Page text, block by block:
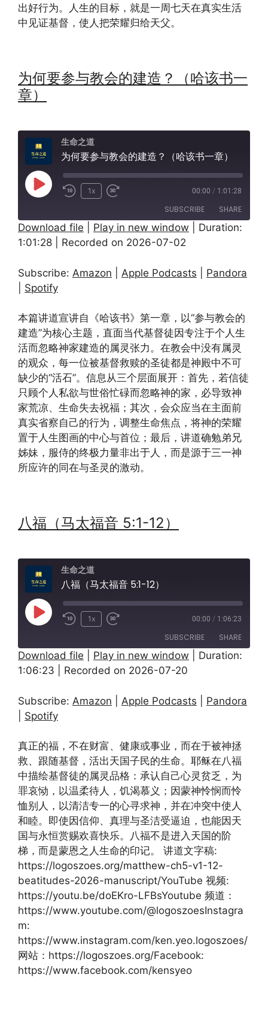
出好行为。人生的目标，就是一周七天在真实生活
中见证基督，使人把荣耀归给天父。
为何要参与教会的建造？（哈该书一
章）
生命之道
为何要参与教会的建造？（哈该书一章）
Play
1x 00:00 / 1:01:28
SUBSCRIBE SHARE
Amazon Apple Podcasts
RSS FEED
SHARE
LINK
EMBED
Download file Play in new window
Duration:
1:01:28
Recorded on 2026-07-02
Subscribe: Amazon Apple Podcasts
Pandora
Spotify
本篇讲道宣讲自《哈该书》第一章，以“参与教会的
建造”为核心主题，直面当代基督徒因专注于个人生
活而忽略神家建造的属灵张力。在教会中没有属灵
的观众，每一位被基督救赎的圣徒都是神殿中不可
缺少的“活石”。信息从三个层面展开：首先，若信徒
只顾个人私欲与世俗忙碌而忽略神的家，必导致神
家荒凉、生命失去祝福；其次，会众应当在主面前
真实省察自己的行为，调整生命焦点，将神的荣耀
置于人生图画的中心与首位；最后，讲道确勉弟兄
姊妹，服侍的终极力量非出于人，而是源于三一神
所应许的同在与圣灵的激动。
八福（马太福音 5:1-12）
生命之道
八福（马太福音 5:1-12）
Play
1x 00:00 / 1:06:23
SUBSCRIBE SHARE
Amazon Apple Podcasts
RSS FEED
SHARE
LINK
EMBED
Download file Play in new window
Duration:
1:06:23
Recorded on 2026-07-20
Subscribe: Amazon Apple Podcasts
Pandora
Spotify
真正的福，不在财富、健康或事业，而在于被神拯
救、跟随基督，活出天国子民的生命。耶稣在八福
中描绘基督徒的属灵品格：承认自己心灵贫乏，为
罪哀恸，以温柔待人，饥渴慕义；因蒙神怜悯而怜
恤别人，以清洁专一的心寻求神，并在冲突中使人
和睦。即使因信仰、真理与圣洁受逼迫，也能因天
国与永恒赏赐欢喜快乐。八福不是进入天国的阶
梯，而是蒙恩之人生命的印记。 讲道文字稿:
https://logoszoes.org/matthew-ch5-v1-12-
beatitudes-2026-manuscript/YouTube 视频:
https://youtu.be/doEKro-LFBsYoutube 频道：
https://www.youtube.com/@logoszoesInstagra
m:
https://www.instagram.com/ken.yeo.logoszoes/
网站：https://logoszoes.org/Facebook:
https://www.facebook.com/kensyeo